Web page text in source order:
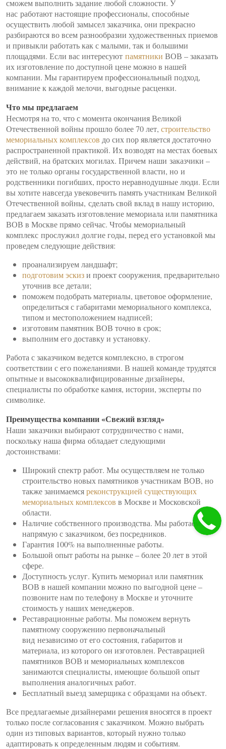
сможем выполнить задание любой сложности. У
нас работают настоящие профессионалы, способные
осуществить любой замысел заказчика, они прекрасно
разбираются во всем разнообразии художественных приемов
и привыкли работать как с малыми, так и большими
площадями. Если вас интересуют памятники ВОВ – заказать
их изготовление по доступной цене можно в нашей
компании. Мы гарантируем профессиональный подход,
внимание к каждой мелочи, выгодные расценки.
Что мы предлагаем
Несмотря на то, что с момента окончания Великой
Отечественной войны прошло более 70 лет, строительство
мемориальных комплексов до сих пор является достаточно
распространенной практикой. Их возводят на местах боевых
действий, на братских могилах. Причем наши заказчики –
это не только органы государственной власти, но и
родственники погибших, просто неравнодушные люди. Если
вы хотите навсегда увековечить память участникам Великой
Отечественной войны, сделать свой вклад в нашу историю,
предлагаем заказать изготовление мемориала или памятника
ВОВ в Москве прямо сейчас. Чтобы мемориальный
комплекс прослужил долгие годы, перед его установкой мы
проведем следующие действия:
проанализируем ландшафт;
подготовим эскизи проект сооружения, предварительно
уточнив все детали;
поможем подобрать материалы, цветовое оформление,
определиться с габаритами мемориального комплекса,
типом и местоположением надписей;
изготовим памятник ВОВ точно в срок;
выполним его доставку и установку.
Работа с заказчиком ведется комплексно, в строгом
соответствии с его пожеланиями. В нашей команде трудятся
опытные и высококвалифицированные дизайнеры,
специалисты по обработке камня, истории, эксперты по
символике.
Преимущества компании «Свежий взгляд»
Наши заказчики выбирают сотрудничество с нами,
поскольку наша фирма обладает следующими
достоинствами:
Широкий спектр работ. Мы осуществляем не только
строительство новых памятников участникам ВОВ, но
также занимаемсяреконструкцией существующих
мемориальных комплексов в Москве и Московской
области.
Наличие собственного производства. Мы работаем
напрямую с заказчиком, без посредников.
Гарантия 100% на выполненные работы.
Большой опыт работы на рынке – более 20 лет в этой
сфере.
Доступность услуг. Купить мемориал или памятник
ВОВ в нашей компании можно по выгодной цене –
позвоните нам по телефону в Москве и уточните
стоимость у наших менеджеров.
Реставрационные работы. Мы поможем вернуть
памятному сооружению первоначальный
вид независимо от его состояния, габаритов и
материала, из которого он изготовлен. Реставрацией
памятников ВОВ и мемориальных комплексов
занимаются специалисты, имеющие большой опыт
выполнения аналогичных работ.
Бесплатный выезд замерщика с образцами на объект.
Все предлагаемые дизайнерами решения вносятся в проект
только после согласования с заказчиком. Можно выбрать
один из типовых вариантов, который нужно только
адаптировать к определенным людям и событиям.